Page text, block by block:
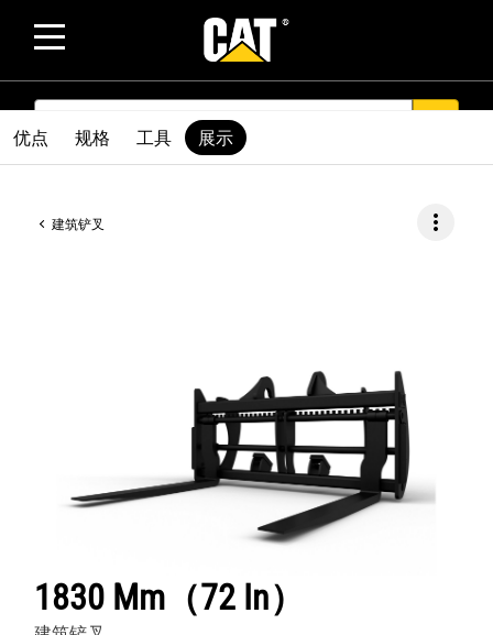
SEARCH
建筑铲叉 more_vert
1830 Mm（72 In）
优点 规格 工具 展示